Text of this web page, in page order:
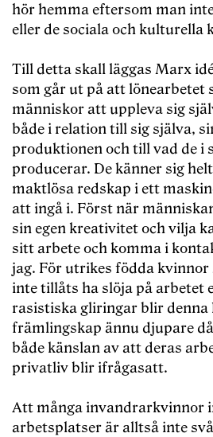
hör hemma eftersom man
eller de sociala och kulturella
Till detta skall läggas Marx
som går ut på att lönearbetet
människor att uppleva sig
både i relation till sig själva,
produktionen och till vad de i
producerar. De känner sig
maktlösa redskap i ett
att ingå i. Först när
sin egen kreativitet och vilja
sitt arbete och komma i
jag. För utrikes födda kvinnor
inte tillåts ha slöja på arbetet
rasistiska gliringar blir denna
främlingskap ännu djupare
både känslan av att deras
privatliv blir ifrågasatt.
Att många invandrarkvinnor
arbetsplatser är alltså inte